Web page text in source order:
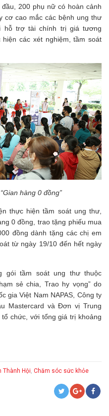
200 phụ nữ có hoàn cảnh
cơ cao mắc các bệnh ung thư
hỗ trợ tài chính trị giá tương
các xét nghiệm, tầm soát
hàng 0 đồng”
thực hiện tầm soát ung thư,
0 đồng, trao tặng phiếu mua
đồng dành tặng các chị em
từ ngày 19/10 đến hết ngày
gói tầm soát ung thư thuộc
sẻ chia, Trao hy vọng” do
gia Việt Nam NAPAS, Công ty
Mastercard và Đơn vị Trung
chức, với tổng giá trị khoảng
Thành Hội Chăm sóc sức khỏe